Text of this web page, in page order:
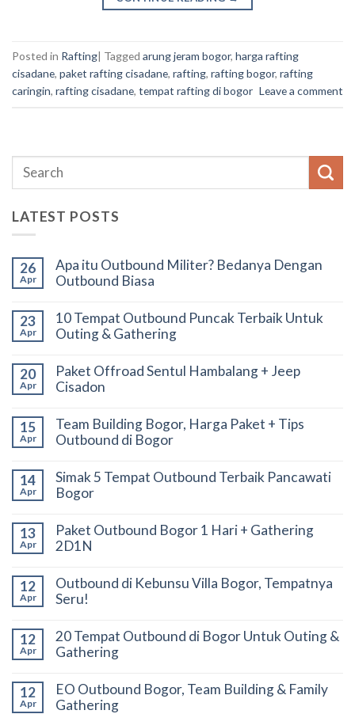
Posted in Rafting| Tagged arung jeram bogor, harga rafting
cisadane, paket rafting cisadane, rafting, rafting bogor, rafting
caringin, rafting cisadane, tempat rafting di bogor Leave a comment
LATEST POSTS
26
Apr
Apa itu Outbound Militer? Bedanya Dengan
Outbound Biasa
23
Apr
10 Tempat Outbound Puncak Terbaik Untuk
Outing & Gathering
20
Apr
Paket Offroad Sentul Hambalang + Jeep
Cisadon
15
Apr
Team Building Bogor, Harga Paket + Tips
Outbound di Bogor
14
Apr
Simak 5 Tempat Outbound Terbaik Pancawati
Bogor
13
Apr
Paket Outbound Bogor 1 Hari + Gathering
2D1N
12
Apr
Outbound di Kebunsu Villa Bogor, Tempatnya
Seru!
12
Apr
20 Tempat Outbound di Bogor Untuk Outing &
Gathering
12
Apr
EO Outbound Bogor, Team Building & Family
Gathering